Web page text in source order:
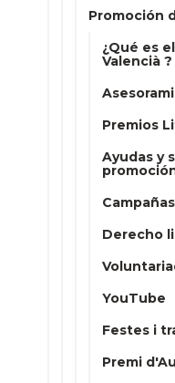
Promoción
¿Qué es
Valencià ?
Premios
Ayudas y
Derecho
YouTube
Festes i
Premi